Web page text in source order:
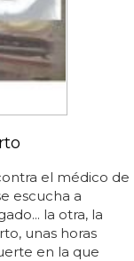
el médico de
escucha a
la otra, la
unas horas
en la que